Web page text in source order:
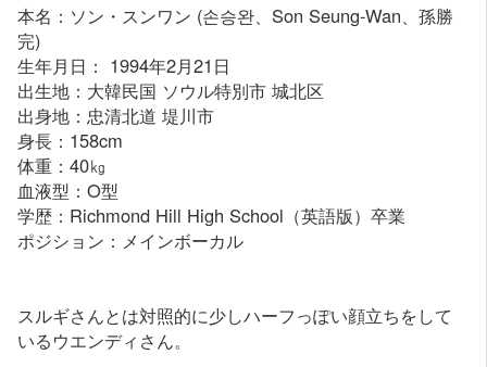
本名：ソン・スンワン (손승완、Son Seung-Wan、孫勝
完)
生年月日： 1994年2月21日
出生地：大韓民国 ソウル特別市 城北区
出身地：忠清北道 堤川市
身長：158cm
体重：40㎏
血液型：O型
学歴：Richmond Hill High School（英語版）卒業
ポジション：メインボーカル
スルギさんとは対照的に少しハーフっぽい顔立ちをして
いるウエンディさん。